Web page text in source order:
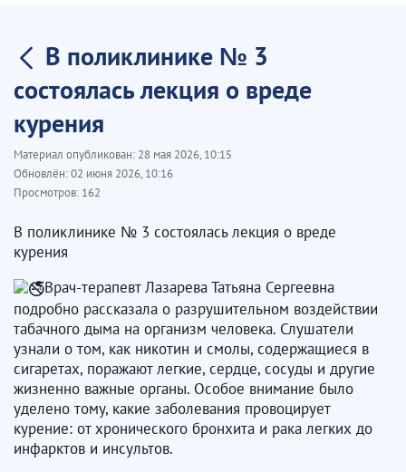
В поликлинике № 3
состоялась лекция о вреде
курения
Материал опубликован: 28 мая 2026, 10:15
Обновлён:02 июня 2026, 10:16
Просмотров: 162
В поликлинике № 3 состоялась лекция о вреде
курения
Врач-терапевт Лазарева Татьяна Сергеевна
подробно рассказала о разрушительном воздействии
табачного дыма на организм человека. Слушатели
узнали о том, как никотин и смолы, содержащиеся в
сигаретах, поражают легкие, сердце, сосуды и другие
жизненно важные органы. Особое внимание было
уделено тому, какие заболевания провоцирует
курение: от хронического бронхита и рака легких до
инфарктов и инсультов.